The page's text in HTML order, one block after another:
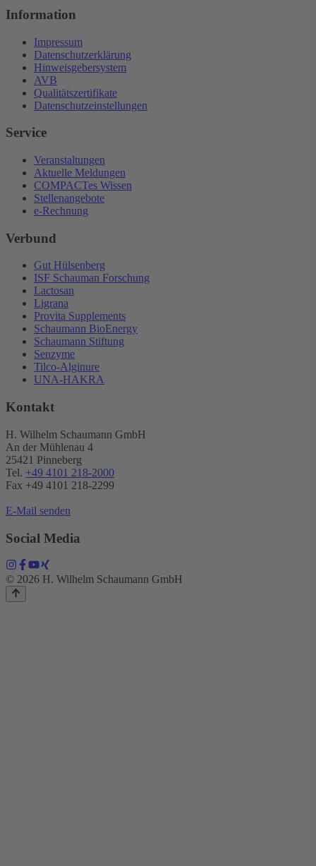
Information
Impressum
Datenschutzerklärung
Hinweisgebersystem
AVB
Qualitätszertifikate
Datenschutzeinstellungen
Service
Veranstaltungen
Aktuelle Meldungen
COMPACTes Wissen
Stellenangebote
e-Rechnung
Verbund
Gut Hülsenberg
ISF Schauman Forschung
Lactosan
Ligrana
Provita Supplements
Schaumann BioEnergy
Schaumann Stiftung
Senzyme
Tilco-Alginure
UNA-HAKRA
Kontakt
H. Wilhelm Schaumann GmbH
An der Mühlenau 4
25421 Pinneberg
Tel. +49 4101 218-2000
Fax +49 4101 218​-2299
E-Mail senden
Social Media
© 2026 H. Wilhelm Schaumann GmbH